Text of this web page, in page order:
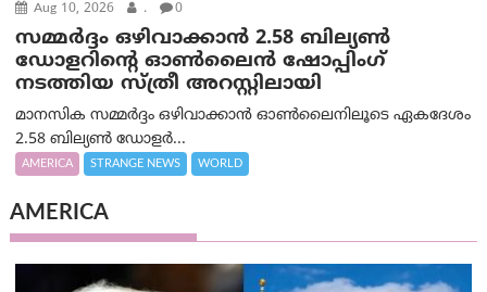
Aug 10, 2026 . 0
സമ്മര്‍ദ്ദം ഒഴിവാക്കാന്‍ 2.58 ബില്യൺ
ഡോളറിന്റെ ഓണ്‍ലൈന്‍ ഷോപ്പിംഗ്
നടത്തിയ സ്ത്രീ അറസ്റ്റിലായി
മാനസിക സമ്മര്‍ദ്ദം ഒഴിവാക്കാന്‍ ഓണ്‍ലൈനിലൂടെ ഏകദേശം
2.58 ബില്യൺ ഡോളർ...
AMERICA STRANGE NEWS WORLD
AMERICA